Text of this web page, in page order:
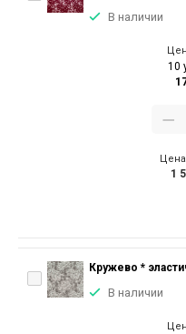
В наличии
10
1
Кружево *
В наличии